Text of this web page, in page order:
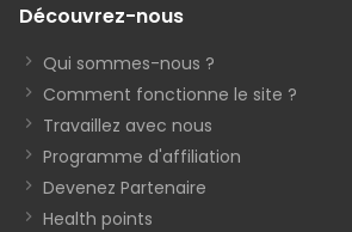
Découvrez-nous
Qui sommes-nous ?
Comment fonctionne le site ?
Travaillez avec nous
Programme d'affiliation
Devenez Partenaire
Health points